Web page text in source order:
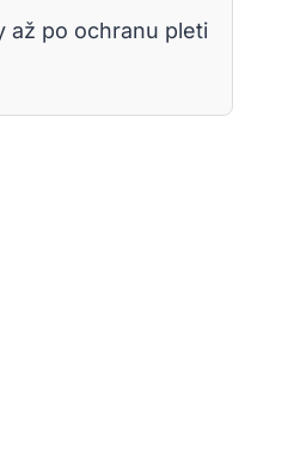
až po ochranu pleti